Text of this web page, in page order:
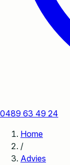
0489 63 49 24
Home
/
Advies